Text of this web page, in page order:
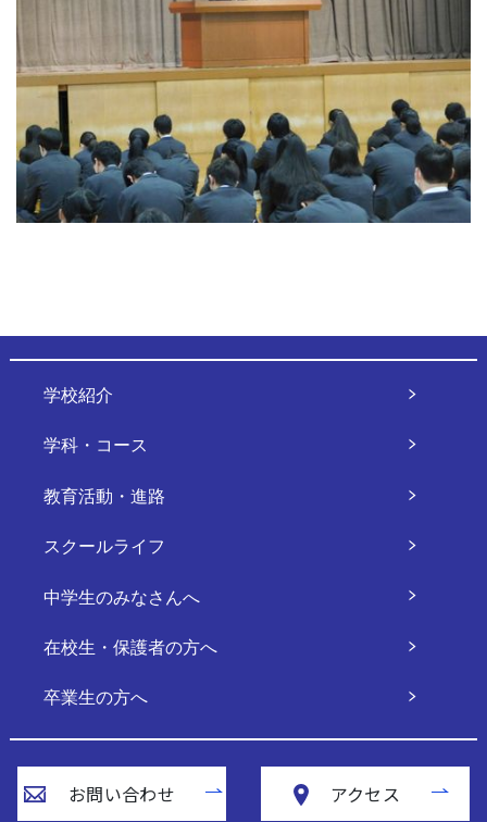
学校紹介
学科・コース
教育活動・進路
スクールライフ
中学生のみなさんへ
在校生・保護者の方へ
卒業生の方へ
お問い合わせ アクセス